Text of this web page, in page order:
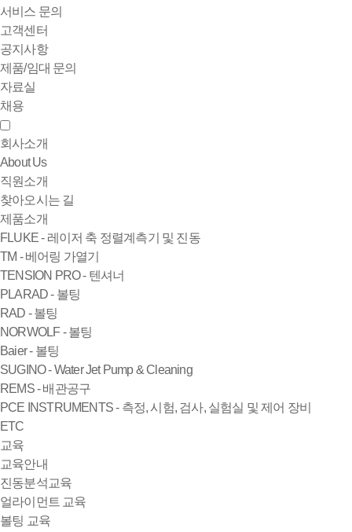
서비스 문의
고객센터
공지사항
제품/임대 문의
자료실
채용
회사소개
About Us
직원소개
찾아오시는 길
제품소개
FLUKE - 레이저 축 정렬계측기 및 진동
TM - 베어링 가열기
TENSION PRO - 텐셔너
PLARAD - 볼팅
RAD - 볼팅
NORWOLF - 볼팅
Baier - 볼팅
SUGINO - Water Jet Pump & Cleaning
REMS - 배관공구
PCE INSTRUMENTS - 측정, 시험, 검사, 실험실 및 제어 장비
ETC
교육
교육안내
진동분석교육
얼라이먼트 교육
볼팅 교육